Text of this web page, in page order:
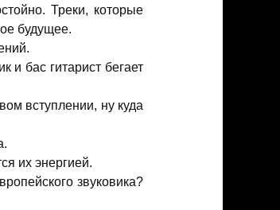
Треки, которые
будущее.
и бас гитарист бегает
вступлении, ну куда
их энергией.
звуковика?